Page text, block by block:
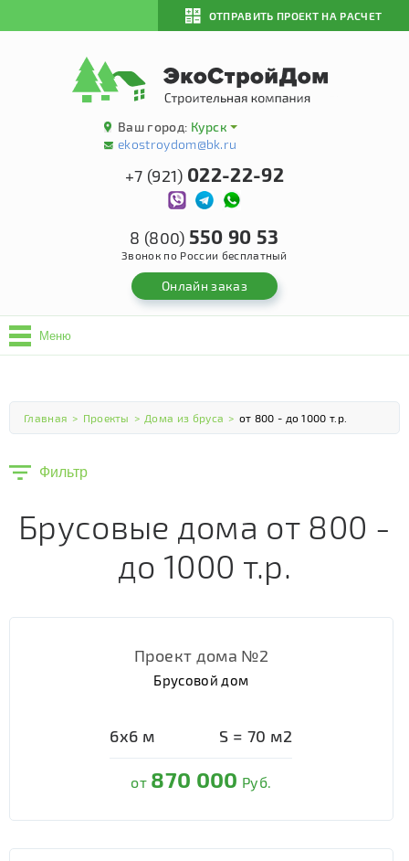
ОТПРАВИТЬ ПРОЕКТ НА РАСЧЕТ
Ваш город: Курск
ekostroydom@bk.ru
+7 (921) 022-22-92
8 (800) 550 90 53
Звонок по России бесплатный
Онлайн заказ
Меню
Главная > Проекты > Дома из бруса > от 800 - до 1000 т.р.
Фильтр
Брусовые дома от 800 -
до 1000 т.р.
Проект дома №2
Брусовой дом
6х6 м S = 70 м2
от 870 000 Руб.